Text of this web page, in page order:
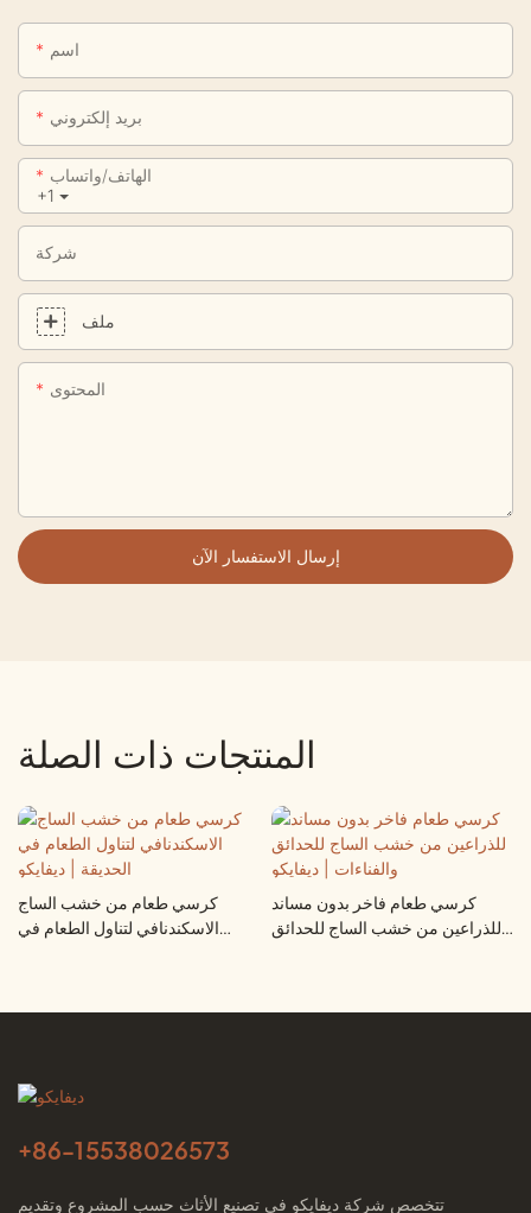
اسم
بريد إلكتروني
+1
الهاتف/واتساب
شركة
ملف
المحتوى
إرسال الاستفسار الآن
المنتجات ذات الصلة
كرسي طعام من خشب الساج
الاسكندنافي لتناول الطعام في
كرسي طعام فاخر بدون مساند
للذراعين من خشب الساج للحدائق
+86-15538026573
تتخصص شركة ديفايكو في تصنيع الأثاث حسب المشروع وتقديم